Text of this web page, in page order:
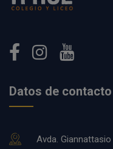
Datos de contacto
Avda.